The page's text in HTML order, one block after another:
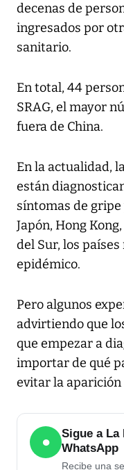
decenas de
ingresados por
sanitario.
En total, 44
SRAG, el mayor
fuera de China.
En la actualidad,
están
síntomas de gripe
Japón, Hong
del Sur, los
epidémico.
Pero algunos
advirtiendo que
que empezar a
importar de qué
evitar la aparición
●
Sigue a La
WhatsApp
Recibe una